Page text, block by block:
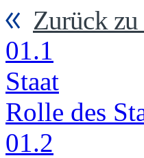
Zurück zu
01.1
Staat
Rol­le des
01.2